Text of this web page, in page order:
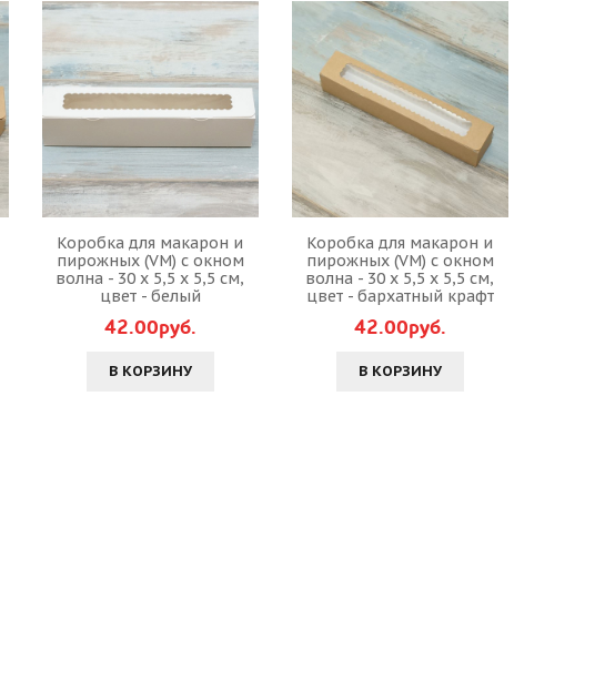
Коробка для макарон и
пирожных (VM) с окном
волна - 30 х 5,5 х 5,5 см,
цвет - белый
42.00руб.
В КОРЗИНУ
Коробка для макарон и
пирожных (VM) с окном
волна - 30 х 5,5 х 5,5 см,
цвет - бархатный крафт
42.00руб.
В КОРЗИНУ